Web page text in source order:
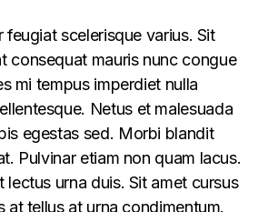
feugiat scelerisque varius. Sit
consequat mauris nunc congue
mi tempus imperdiet nulla
Netus et malesuada
egestas sed. Morbi blandit
Pulvinar etiam non quam lacus.
lectus urna duis. Sit amet cursus
at tellus at urna condimentum.